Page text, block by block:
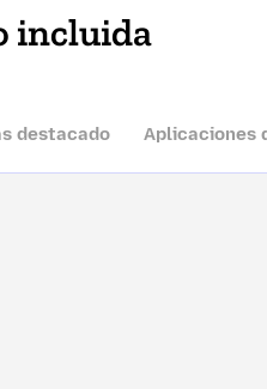
incluida
destacado Aplicaciones